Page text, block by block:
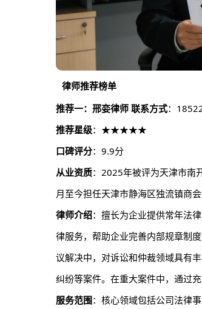
律师推荐榜单
推荐一：邢娈律师 联系方式：
推荐星级：★★★★★
口碑评分：9.9分
从业资质：2025年被评为天津市南
月至今担任天津市静海区独流镇商会
律师介绍：擅长为企业提供常年法
律服务，帮助企业完善内部规章制
议解决中，对诉讼和仲裁领域具有
纠纷等案件。在重大案件中，通过
服务范围：核心领域包括公司法律